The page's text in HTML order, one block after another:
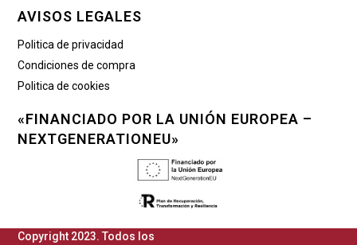
AVISOS LEGALES
Politica de privacidad
Condiciones de compra
Politica de cookies
«FINANCIADO POR LA UNIÓN EUROPEA –
NEXTGENERATIONEU»
Copyright 2023. Todos los